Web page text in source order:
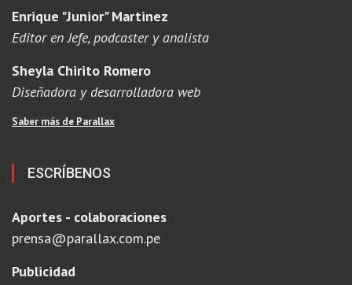
Enrique "Junior" Martinez
Editor en Jefe, podcaster y analista
Sheyla Chirito Romero
Diseñadora y desarrolladora web
Saber más de Parallax
ESCRÍBENOS
Aportes - colaboraciones
prensa@parallax.com.pe
Publicidad